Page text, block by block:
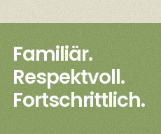
Familiär.
Respektvoll.
Fortschrittlich.